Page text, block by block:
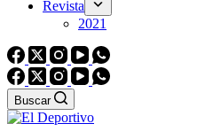
Revista
2021
Buscar